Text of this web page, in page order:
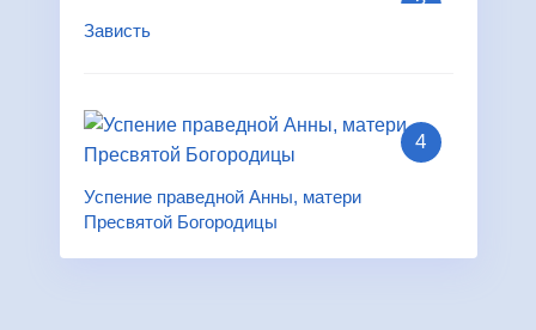
Зависть
Успение праведной Анны, матери
Пресвятой Богородицы